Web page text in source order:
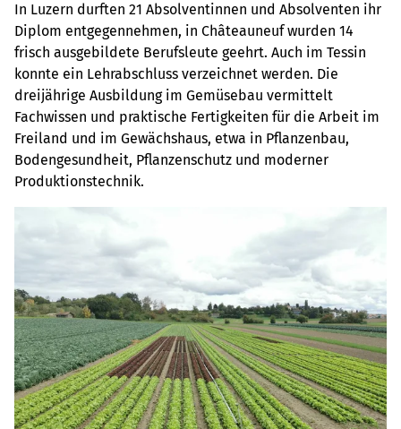
In Luzern durften 21 Absolventinnen und Absolventen ihr
Diplom entgegennehmen, in Châteauneuf wurden 14
frisch ausgebildete Berufsleute geehrt. Auch im Tessin
konnte ein Lehrabschluss verzeichnet werden. Die
dreijährige Ausbildung im Gemüsebau vermittelt
Fachwissen und praktische Fertigkeiten für die Arbeit im
Freiland und im Gewächshaus, etwa in Pflanzenbau,
Bodengesundheit, Pflanzenschutz und moderner
Produktionstechnik.